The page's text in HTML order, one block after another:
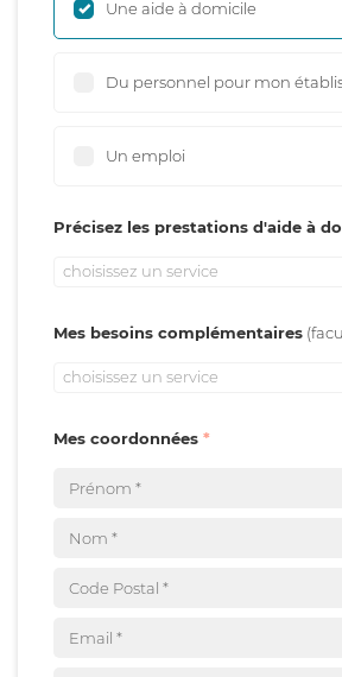
Une aide à domicile
Du personnel pour mon
Un emploi
Précisez les prestations d'aide à
choisissez un service
Mes besoins complémentaires
choisissez un service
Mes coordonnées